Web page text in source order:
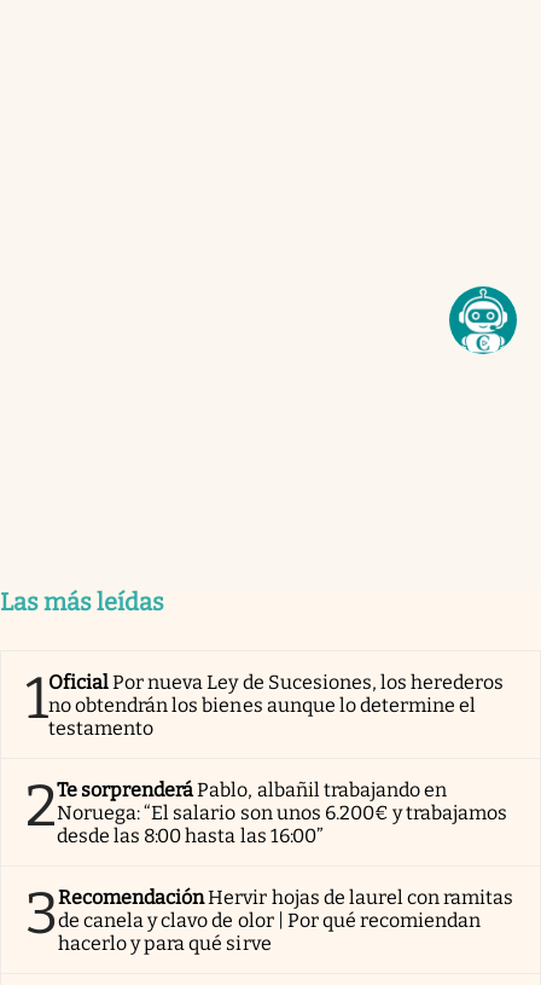
Las más leídas
1OficialPor nueva Ley de Sucesiones, los herederos
no obtendrán los bienes aunque lo determine el
testamento
2Te sorprenderáPablo, albañil trabajando en
Noruega: “El salario son unos 6.200€ y trabajamos
desde las 8:00 hasta las 16:00”
3RecomendaciónHervir hojas de laurel con ramitas
de canela y clavo de olor | Por qué recomiendan
hacerlo y para qué sirve